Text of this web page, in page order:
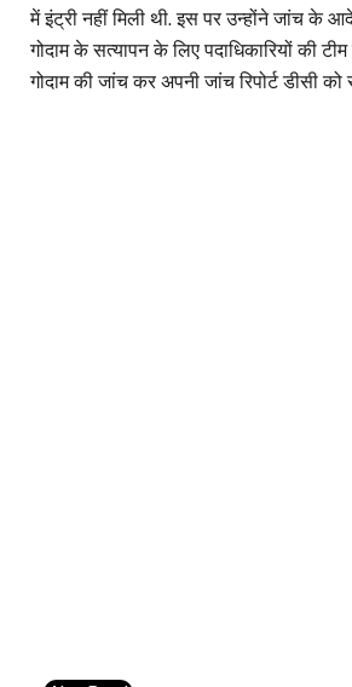
में इंट्री नहीं मिली थी. इस पर उन्होंने जांच के
गोदाम के सत्यापन के लिए पदाधिकारियों की
गोदाम की जांच कर अपनी जांच रिपोर्ट डीसी को